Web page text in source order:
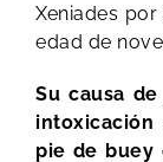
Xeniades
edad de
Su causa
pie de buey